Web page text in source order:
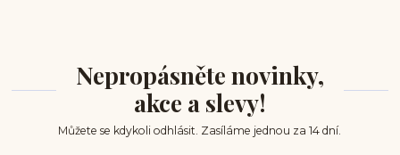
Nepropásněte novinky,
akce a slevy!
Můžete se kdykoli odhlásit. Zasíláme jednou za 14 dní.